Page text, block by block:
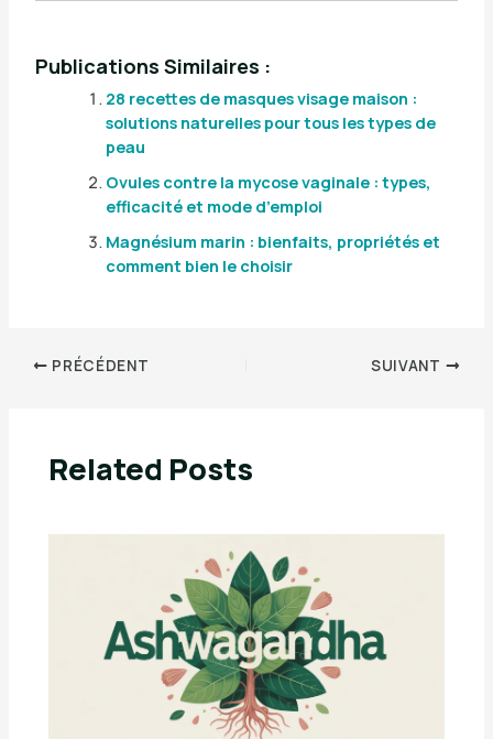
Publications Similaires :
28 recettes de masques visage maison :
solutions naturelles pour tous les types de
peau
Ovules contre la mycose vaginale : types,
efficacité et mode d’emploi
Magnésium marin : bienfaits, propriétés et
comment bien le choisir
PRÉCÉDENT SUIVANT
Related Posts